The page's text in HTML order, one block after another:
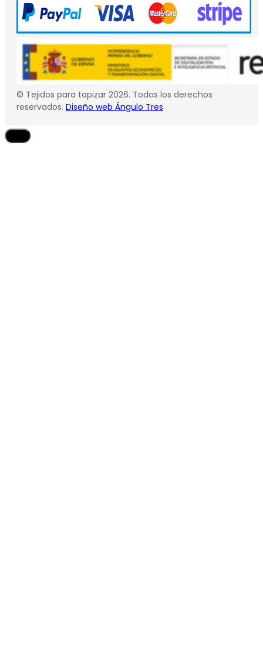
© Tejidos para tapizar 2026. Todos los derechos
reservados. Diseño web Ángulo Tres